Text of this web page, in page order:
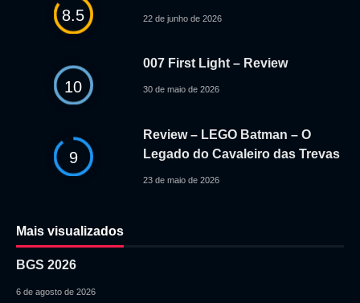
8.5 22 de junho de 2026
10
007 First Light – Review
30 de maio de 2026
9
Review – LEGO Batman – O
Legado do Cavaleiro das Trevas
23 de maio de 2026
Mais visualizados
BGS 2026
6 de agosto de 2026